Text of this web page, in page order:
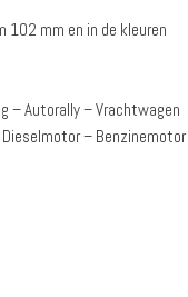
102 mm en in de kleuren
– Autorally – Vrachtwagen
– Benzinemotor